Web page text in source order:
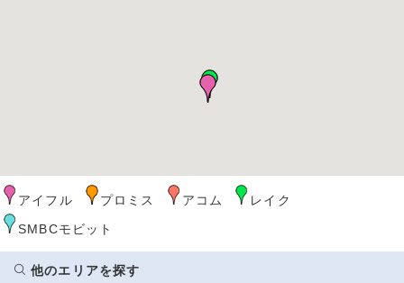
アイフル プロミス アコム
レイク
SMBCモビット
他のエリアを探す